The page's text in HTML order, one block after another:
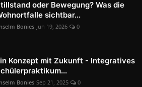
oder Bewegung? Was die
sichtbar...
Bonies Jun 19, 2026 0
Konzept mit Zukunft - Integratives
Bonies Sep 21, 2025 0